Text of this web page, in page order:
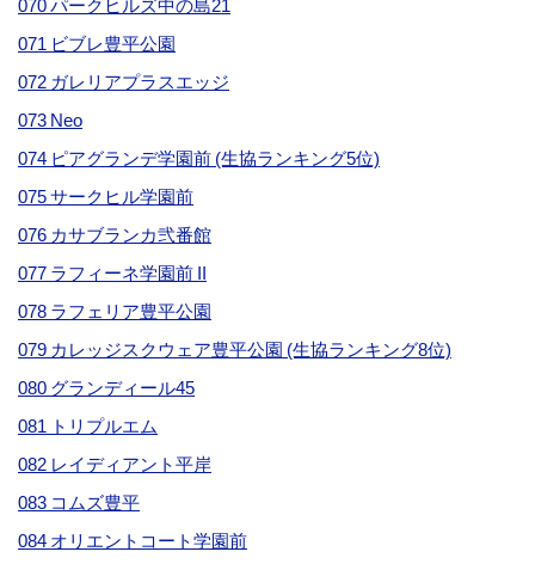
071 ビブレ豊平公園
072 ガレリアプラスエッジ
073 Neo
074 ピアグランデ学園前 (生協ランキング5位)
075 サークヒル学園前
076 カサブランカ弐番館
077 ラフィーネ学園前 II
078 ラフェリア豊平公園
079 カレッジスクウェア豊平公園 (生協ランキング8位)
080 グランディール45
081 トリプルエム
082 レイディアント平岸
083 コムズ豊平
084 オリエントコート学園前